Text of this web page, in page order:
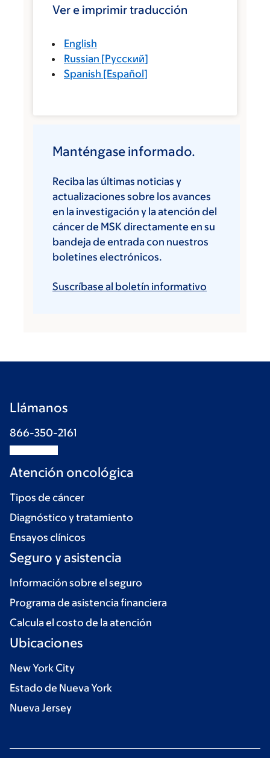
Ver e imprimir traducción
English
Russian [Русский]
Spanish [Español]
Manténgase informado.
Reciba las últimas noticias y
actualizaciones sobre los avances
en la investigación y la atención del
cáncer de MSK directamente en su
bandeja de entrada con nuestros
boletines electrónicos.
Suscríbase al boletín informativo
Llámanos
866-350-2161
Atención oncológica
Tipos de cáncer
Diagnóstico y tratamiento
Ensayos clínicos
Seguro y asistencia
Información sobre el seguro
Programa de asistencia financiera
Calcula el costo de la atención
Ubicaciones
New York City
Estado de Nueva York
Nueva Jersey